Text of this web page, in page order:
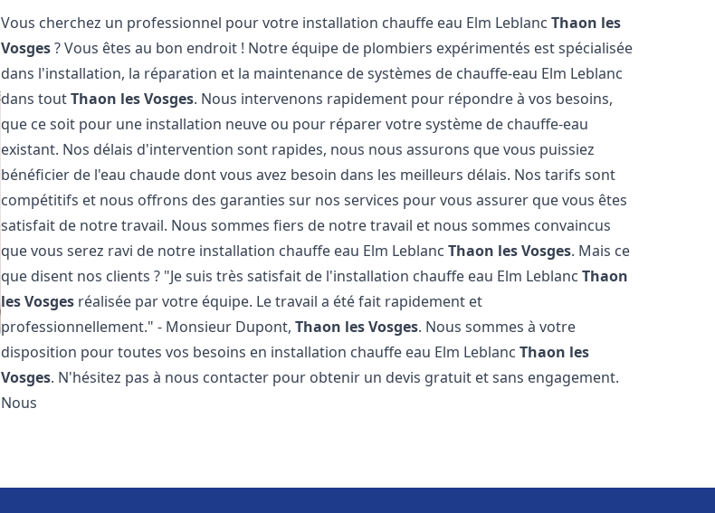
Vous cherchez un professionnel pour votre installation chauffe eau Elm LeblancThaon les
Vosges? Vous êtes au bon endroit ! Notre équipe de plombiers expérimentés est spécialisée
dans l'installation, la réparation et la maintenance de systèmes de chauffe-eau Elm Leblanc
dans toutThaon les Vosges. Nous intervenons rapidement pour répondre à vos besoins,
que ce soit pour une installation neuve ou pour réparer votre système de chauffe-eau
existant. Nos délais d'intervention sont rapides, nous nous assurons que vous puissiez
bénéficier de l'eau chaude dont vous avez besoin dans les meilleurs délais. Nos tarifs sont
compétitifs et nous offrons des garanties sur nos services pour vous assurer que vous êtes
satisfait de notre travail. Nous sommes fiers de notre travail et nous sommes convaincus
que vous serez ravi de notre installation chauffe eau Elm LeblancThaon les Vosges. Mais ce
que disent nos clients ? "Je suis très satisfait de l'installation chauffe eau Elm LeblancThaon
les Vosges réalisée par votre équipe. Le travail a été fait rapidement et
professionnellement." - Monsieur Dupont,Thaon les Vosges. Nous sommes à votre
disposition pour toutes vos besoins en installation chauffe eau Elm LeblancThaon les
Vosges. N'hésitez pas à nous contacter pour obtenir un devis gratuit et sans engagement.
Nous